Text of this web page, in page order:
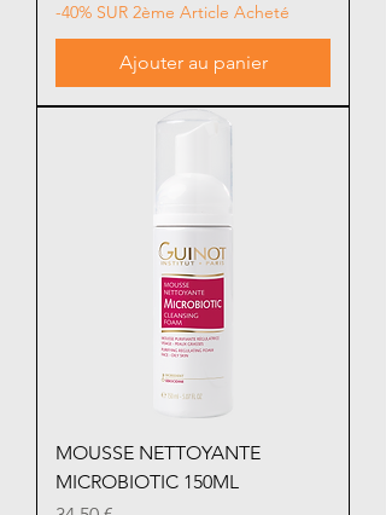
-40% SUR 2ème Article Acheté
Ajouter au panier
MOUSSE NETTOYANTE
MICROBIOTIC 150ML